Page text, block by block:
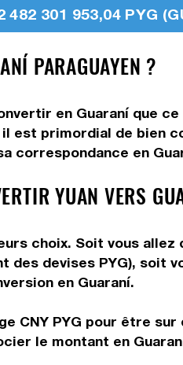
482 301 953,04 PYG
PARAGUAYEN ?
en Guaraní que
primordial de bien
correspondance en
YUAN VERS
choix. Soit vous
devises PYG), soit
en Guaraní.
CNY PYG pour être
le montant en